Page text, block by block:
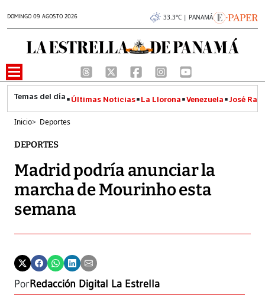
DOMINGO 09 AGOSTO 2026 33.3°C | PANAMÁ
Últimas Noticias La Llorona Venezuela José
Inicio> Deportes
DEPORTES
Madrid podría anunciar la
marcha de Mourinho esta
semana
PorRedacción Digital La Estrella